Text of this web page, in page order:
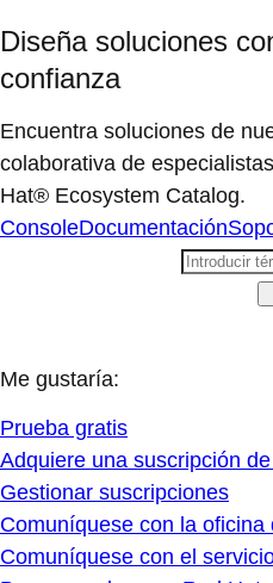
Diseña soluciones
confianza
Encuentra soluciones de
colaborativa de
Hat® Ecosystem Catalog.
ConsoleDocumentación
Me gustaría:
Prueba gratis
Adquiere una suscripción
Gestionar suscripciones
Comuníquese con la oficina
Comuníquese con el